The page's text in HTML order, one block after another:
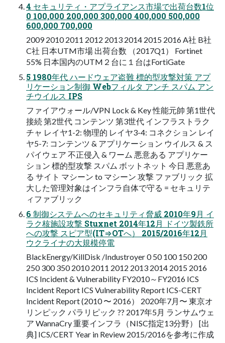
4 セキュリティ・アプライアンス市場で出荷台数1位
0 100,000 200,000 300,000 400,000 500,000
600,000 700,000
2009 2010 2011 2012 2013 2014 2015 2016 A社 B社
C社 ⽇本UTM市場 出荷台数 （2017Q1） Fortinet
55% ⽇本国内のUTM２台に１台はFortiGate
5 1980年代 ハードウェア盗難 標的型攻撃対策 アプ
リケーション制御 Webフィルタ アンチ スパム アン
チウイルス IPS
ファイアウォール/VPN Lock & Key 性能元帥 第1世代
接続 第2世代 コンテンツ 第3世代 インフラストラク
チャ レイヤ1-2: 物理的 レイヤ3-4: コネクション レイ
ヤ5-7: コンテンツ & アプリケーション ウイルス & ス
パイウェア 不正侵⼊ & ワーム 悪意ある アプリケー
ション 標的型攻撃 スパム ボットネット 今⽇ 悪意あ
る サイト マシーン to マシーン 攻撃 ファブリック 拡
⼤した管理対象はインフラ⾃体で守る = セキュリテ
ィファブリック
6 制御システムへのセキュリティ脅威 2010年9⽉ イ
ラク核施設攻撃 Stuxnet 2014年12⽉ ドイツ製鉄所
への攻撃 スピア型(IT⇒OTへ） 2015/2016年12⽉
ウクライナの⼤規模停電
BlackEnergy/KillDisk /Industroyer 0 50 100 150 200
250 300 350 2010 2011 2012 2013 2014 2015 2016
ICS Incident & Vulnerability FY2010～FY2016 ICS
Incident Report ICS Vulnerability Report ICS-CERT
Incident Report (2010 〜 2016） 2020年7⽉〜 東京オ
リンピック パラリピック ?? 2017年5⽉ ランサムウェ
ア WannaCry 重要インフラ（NISC指定13分野） [出
典] ICS/CERT Year in Review 2015/2016を参考に作成